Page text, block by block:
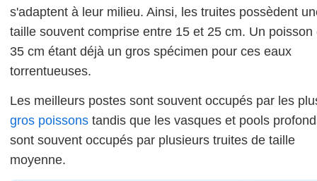
s'adaptent à leur milieu. Ainsi, les truites possèdent
taille souvent comprise entre 15 et 25 cm. Un poisson
35 cm étant déjà un gros spécimen pour ces eaux
torrentueuses.
Les meilleurs postes sont souvent occupés par les
gros poissons tandis que les vasques et pools
sont souvent occupés par plusieurs truites de taille
moyenne.